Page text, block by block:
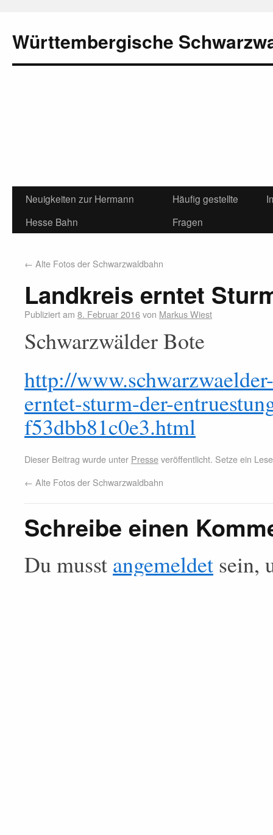
Württembergische
Neuigkeiten zur Hermann
Hesse Bahn
Häufig gestellte
Fragen
← Alte Fotos der Schwarzwaldbahn
Landkreis erntet
Publiziert am 8. Februar 2016von Markus Wiest
Schwarzwälder Bote
http://
erntet-sturm-der-
f53dbb81c0e3.html
Dieser Beitrag wurde unter Presseveröffentlicht. Setze ein
← Alte Fotos der Schwarzwaldbahn
Schreibe einen
Du musst angemeldet sein,